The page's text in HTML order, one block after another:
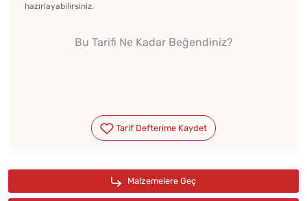
hazırlayabilirsiniz.
Bu Tarifi Ne Kadar Beğendiniz?